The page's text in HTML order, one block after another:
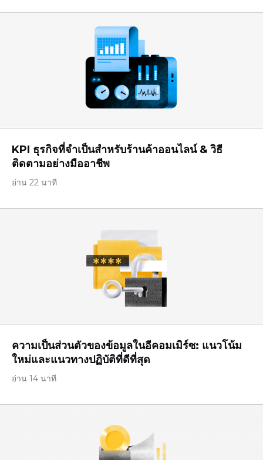
KPI ธุรกิจที่จำเป็นสำหรับร้านค้าออนไลน์ & วิธี
ติดตามอย่างมืออาชีพ
อ่าน 22 นาที
ความเป็นส่วนตัวของข้อมูลในอีคอมเมิร์ซ: แนวโน้ม
ใหม่และแนวทางปฏิบัติที่ดีที่สุด
อ่าน 14 นาที